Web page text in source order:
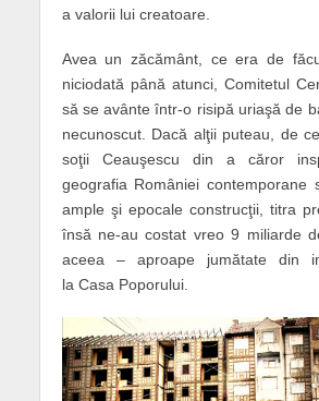
a valorii lui creatoare.
Avea un zăcământ, ce era de
niciodată până atunci, Comitetul
să se avânte într-o risipă uriaşă de
necunoscut. Dacă alţii puteau, de
soţii Ceauşescu din a căror
geografia României contemporane
ample şi epocale construcţii, titra
însă ne-au costat vreo 9 miliarde
aceea – aproape jumătate din
la Casa Poporului.